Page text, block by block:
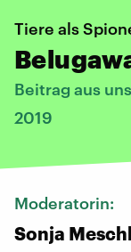
Tiere als
Beitrag aus
2019
Moderatorin:
Sonja